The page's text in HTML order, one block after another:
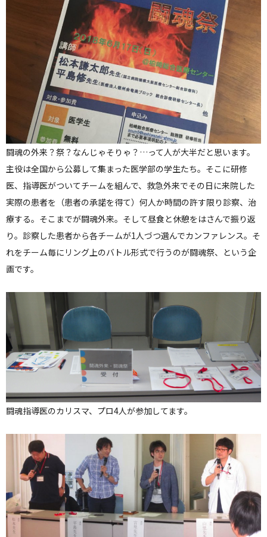
病院指標
個人情報保護方針
反社会的勢力に対する基本方針
院内感染対策指針
サイトマップ
闘魂の外来？祭？なんじゃそりゃ？…って人が大半だと思います。
主役は全国から公募して集まった医学部の学生たち。そこに研修
医、指導医がついてチームを組んで、救急外来でその日に来院した
実際の患者を（患者の承諾を得て）何人か時間の許す限り診察、治
療する。そこまでが闘魂外来。そして昼食と休憩をはさんで振り返
り。診察した患者から各チームが1人づつ選んでカンファレンス。そ
れをチーム毎にリング上のバトル形式で行うのが闘魂祭、という企
画です。
闘魂指導医のカリスマ、プロ4人が参加してます。